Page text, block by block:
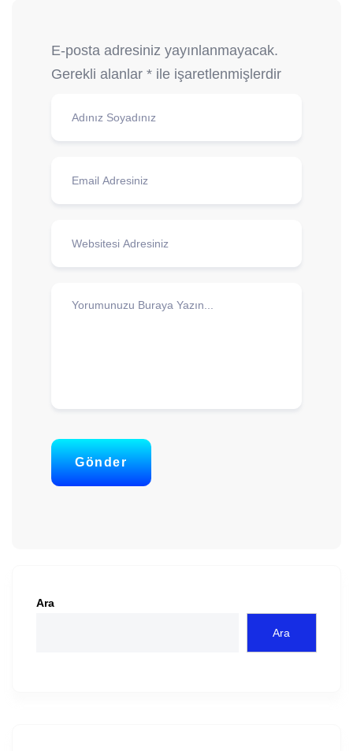
E-posta adresiniz yayınlanmayacak.
Gerekli alanlar * ile işaretlenmişlerdir
Gönder
Ara
Ara